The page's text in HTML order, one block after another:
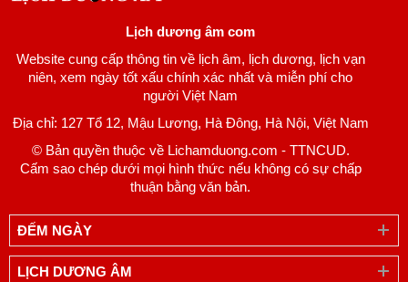
Lịch dương âm com
Website cung cấp thông tin về lịch âm, lịch dương, lịch vạn
niên, xem ngày tốt xấu chính xác nhất và miễn phí cho
người Việt Nam
Địa chỉ: 127 Tổ 12, Mậu Lương, Hà Đông, Hà Nội, Việt Nam
© Bản quyền thuộc về Lichamduong.com - TTNCUD.
Cấm sao chép dưới mọi hình thức nếu không có sự chấp
thuận bằng văn bản.
ĐẾM NGÀY
LỊCH DƯƠNG ÂM